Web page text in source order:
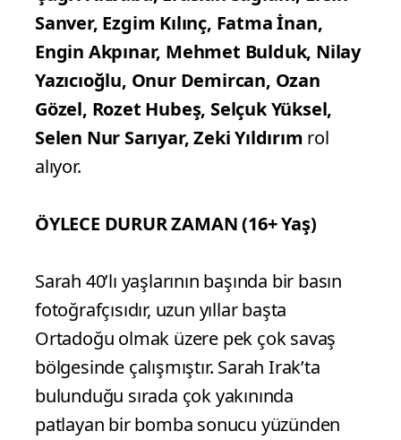
Sanver, Ezgim Kılınç, Fatma İnan,
Engin Akpınar, Mehmet Bulduk, Nilay
Yazıcıoğlu, Onur Demircan, Ozan
Gözel, Rozet Hubeş, Selçuk Yüksel,
Selen Nur Sarıyar, Zeki Yıldırım rol
alıyor.
ÖYLECE DURUR ZAMAN (16+ Yaş)
Sarah 40’lı yaşlarının başında bir basın
fotoğrafçısıdır, uzun yıllar başta
Ortadoğu olmak üzere pek çok savaş
bölgesinde çalışmıştır. Sarah Irak’ta
bulunduğu sırada çok yakınında
patlayan bir bomba sonucu yüzünden